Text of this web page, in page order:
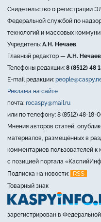
Свидетельство о регистрации
Федеральной службой по
технологий и массовых
Учредитель: А.Н. Нечаев
Главный редактор — А.Н. Нечаев
Телефоны редакции: 8 (8512) 48
E-mail редакции:
Реклама на сайте
почта: rocaspy@mail.ru
или по телефону: 8 (8512) 48-18-
Мнения авторов статей,
материалов, размещённых в
комментариев пользователей к
с позицией портала
Подписка на новости:
RSS
Товарный знак
зарегистрирован в